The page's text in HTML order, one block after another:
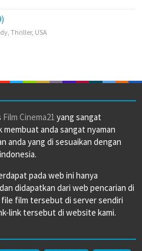
Thriller, USA
Film Cinema21 yang sangat
anda sangat nyaman
anda yang di sesuaikan dengan
pada web ini hanya
dan didapatkan dari web pencarian di
film tersebut di server sendiri
link tersebut di website kami.